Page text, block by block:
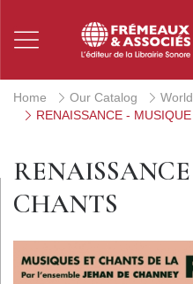
Home Our Catalog
RENAISSANCE -
CHANTS